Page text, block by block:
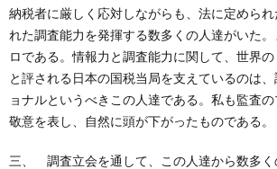
納税者に厳しく応対しながらも、法に定めら
れた調査能力を発揮する数多くの人達がいた
ロである。情報力と調査能力に関して、世界
と評される日本の国税当局を支えているのは
ョナルというべきこの人達である。私も監査
敬意を表し、自然に頭が下がったものである。
三、 調査立会を通して、この人達から数多く